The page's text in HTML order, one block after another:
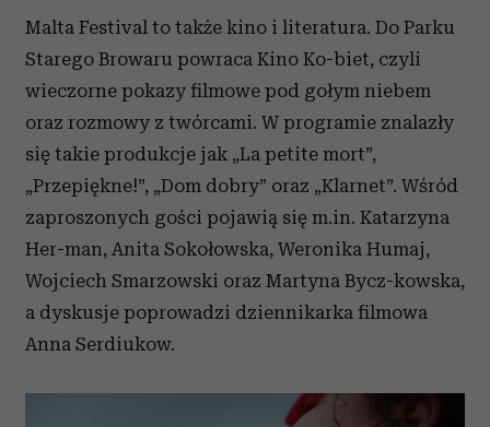
Malta Festival to także kino i literatura. Do Parku
Starego Browaru powraca Kino Ko-biet, czyli
wieczorne pokazy filmowe pod gołym niebem
oraz rozmowy z twórcami. W programie znalazły
się takie produkcje jak „La petite mort”,
„Przepiękne!”, „Dom dobry” oraz „Klarnet”. Wśród
zaproszonych gości pojawią się m.in. Katarzyna
Her-man, Anita Sokołowska, Weronika Humaj,
Wojciech Smarzowski oraz Martyna Bycz-kowska,
a dyskusje poprowadzi dziennikarka filmowa
Anna Serdiukow.